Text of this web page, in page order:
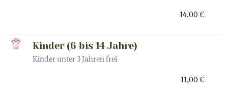
14,00 €
Kinder (6 bis 14 Jahre)
Kinder unter 3 Jahren frei
11,00 €